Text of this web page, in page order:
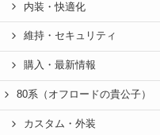
内装・快適化
維持・セキュリティ
購入・最新情報
80系（オフロードの貴公子）
カスタム・外装